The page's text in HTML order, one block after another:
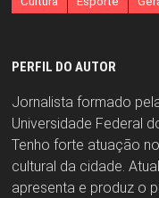
PERFIL DO AUTOR
Jornalista formado
Universidade Federal
Tenho forte atuação
cultural da cidade.
apresenta e produz o